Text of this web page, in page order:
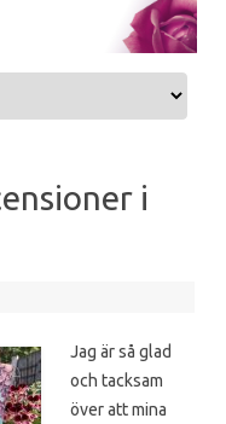
content
i
Jag är så glad
och tacksam
över att mina